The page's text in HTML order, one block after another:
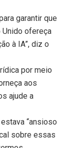
garantir que
ofereça
à IA”, diz o
por meio
aos
ajude a
“ansioso
sobre essas